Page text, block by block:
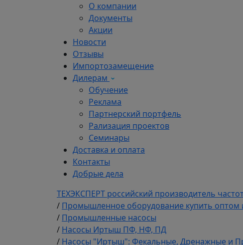
О компании
Документы
Акции
Новости
Отзывы
Импортозамещение
Дилерам
Обучение
Реклама
Партнерский портфель
Рализация проектов
Семинары
Доставка и оплата
Контакты
Добрые дела
ТЕХЭКСПЕРТ российский производитель
/ Промышленное оборудование купить оптом
/ Промышленные насосы
/ Насосы Иртыш ПФ, НФ, ПД
/ Насосы "Иртыш": Фекальные, Дренажные и